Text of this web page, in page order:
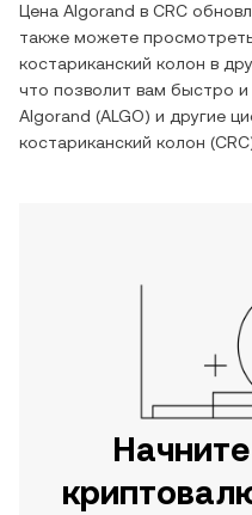
Цена Algorand в CRC
также можете
костариканский колон в
что позволит вам быстро
Algorand (ALGO) и другие
костариканский колон (CRC